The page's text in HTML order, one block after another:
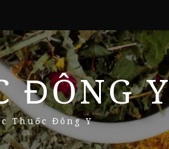
ĐÔNG Y
Thuốc Đông Y